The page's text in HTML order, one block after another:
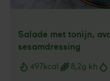
Salade met tonijn,
sesamdressing
497kcal 8,2g kh